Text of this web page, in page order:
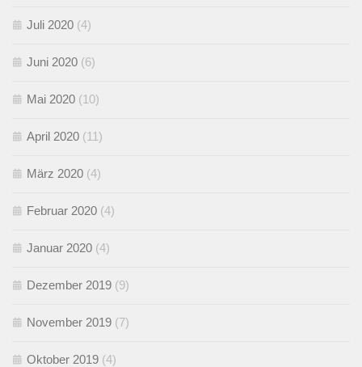
Juli 2020 (4)
Juni 2020 (6)
Mai 2020 (10)
April 2020 (11)
März 2020 (4)
Februar 2020 (4)
Januar 2020 (4)
Dezember 2019 (9)
November 2019 (7)
Oktober 2019 (4)